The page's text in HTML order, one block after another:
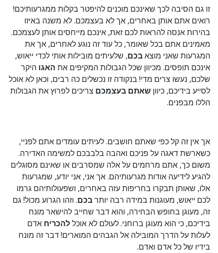
זו גם הסיבה לכך שאינכם מוכנים להיפטר בקלות ממגרעותיכם!
רואים אתם אותן באחרים, אך לא בעצמכם. לא משנה באיזו
בהירות אנסה להראות לכם זאת, אינכם מייחסים אותן לעצמכם.
מאמינים אתם בכל שאומר, כל עוד זה נוגע לאחרים, אך את
המגרעות שאני מוצאבכם, שלעיתים מובילות אותי לכדי ייאוש,
אינכם תופסים. מכיוון שכל הגבולות המקיפים את האגו היקר
שלכם, נעשו צרים מדי! בנקודה זו נכשלים כה רבים, וכאן לא אוכל
לסייע בידיכם, כיוון שאתם בעצמכם צריכים לפרוץ את הגבולות
הללו מבפנים.
אך אין זה קל כפי שאתם חושבים. לעיתים עומדים אתם לפניי,
כשארשת דאגה על פניכם ואהבה בלבבכם למשימה האדירה.
משום כך, אתם מרחמים על אלה שמסרבים או שאינם מסוגלים
להגיע לידיעה אודות מגרעותיהם. אך אני, אני יודע, שמגרעות
אלו, שאותן תבקרו בחריפות עזה באחרים, ושפעולותיהם גרמו
לכם ייאוש, מעוגנות במידה רבה יותרבכם. וזהו הגרוע מכול! גם
זה, מעוגן בחופש הבחירה, והוא דבר שחייב להישאר מונח
בידיכם, כי הוא מעוגן ברוחני. לעולם לא אוכללהכריח אדם
לעלות על הדרך המובילה אל הגבהים המוארים! דבר זה מונח
בידיו של כל אדם ואדם.